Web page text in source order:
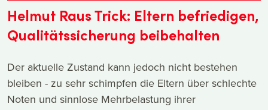
Helmut Raus Trick: Eltern befriedigen,
Qualitätssicherung beibehalten
Der aktuelle Zustand kann jedoch nicht bestehen
bleiben - zu sehr schimpfen die Eltern über schlechte
Noten und sinnlose Mehrbelastung ihrer